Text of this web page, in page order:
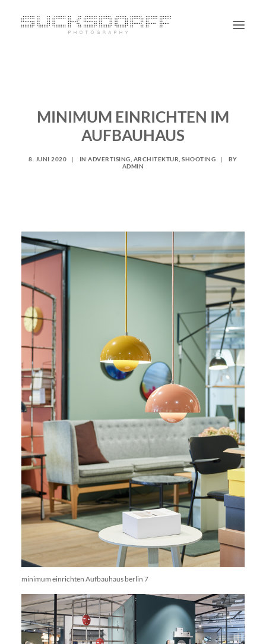
PERSONAL
MINIMUM EINRICHTEN IM
AUFBAUHAUS
8. JUNI 2020 | INADVERTISING ARCHITEKTUR ,SHOOTING |
BY
ADMIN
minimum einrichten Aufbauhaus berlin 7